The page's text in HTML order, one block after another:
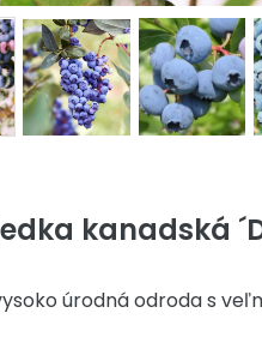
kanadská
úrodná odroda s